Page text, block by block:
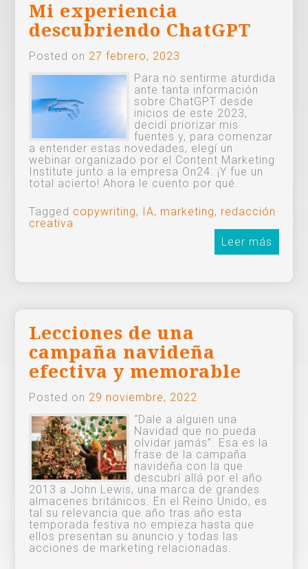
Mi experiencia
descubriendo ChatGPT
Posted on 27 febrero, 2023
Para no sentirme aturdida
ante tanta información
sobre ChatGPT desde
inicios de este 2023,
decidí priorizar mis
fuentes y, para comenzar
a entender estas novedades, elegí un
webinar organizado por el Content Marketing
Institute junto a la empresa On24. ¡Y fue un
total acierto! Ahora le cuento por qué.
Tagged copywriting, IA, marketing, redacción
creativa
Leer más
Lecciones de una
campaña navideña
efectiva y memorable
Posted on 29 noviembre, 2022
“Dale a alguien una
Navidad que no pueda
olvidar jamás”. Esa es la
frase de la campaña
navideña con la que
descubrí allá por el año
2013 a John Lewis, una marca de grandes
almacenes británicos. En el Reino Unido, es
tal su relevancia que año tras año esta
temporada festiva no empieza hasta que
ellos presentan su anuncio y todas las
acciones de marketing relacionadas.